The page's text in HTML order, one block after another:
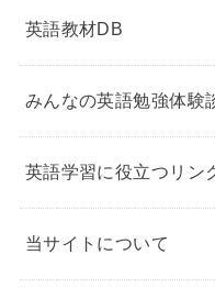
英語教材DB
みんなの英語勉強体験
英語学習に役立つリン
当サイトについて